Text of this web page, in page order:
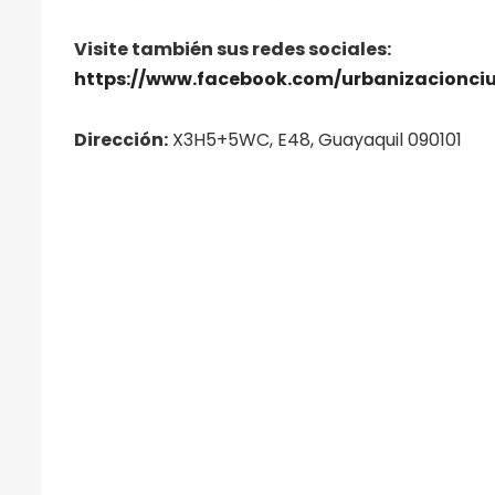
Visite también sus redes sociales:
https://www.facebook.com/
Dirección: X3H5+5WC, E48, Guayaquil 090101